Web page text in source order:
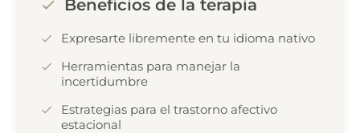
Beneficios de la terapia
Expresarte libremente en tu idioma nativo
Herramientas para manejar la
incertidumbre
Estrategias para el trastorno afectivo
estacional